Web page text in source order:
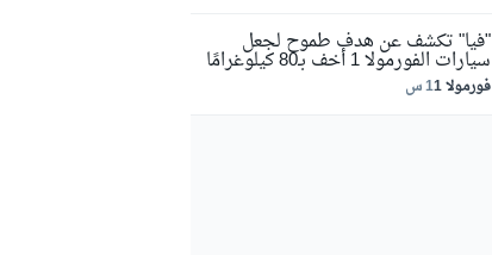
فورمولا 1 1 س
"فيا" تكشف عن هدف طموح لجعل
سيارات الفورمولا 1 أخف بـ80 كيلوغرامًا